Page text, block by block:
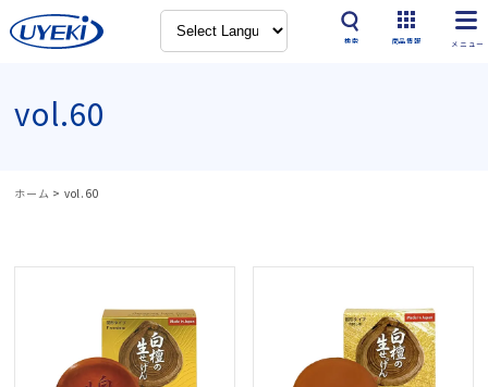
検索 商品情報
vol.60
ホーム > vol.60